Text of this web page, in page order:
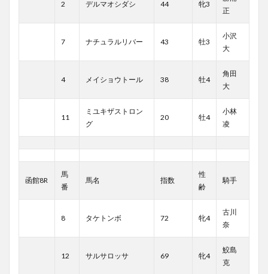
2 デルマオシダシ 44 牝3
正
7 ナチュラルリバー 43 牡3
小沢
大
4 メイショウトール 38 牡4
角田
大
11
ミユキザストロン
グ
20 牡4
小林
凌
函館8R
馬
番
馬名 指数
性
齢
騎手
8 タケトンボ 72 牝4
古川
奈
12 サルサロッサ 69 牝4
鮫島
克